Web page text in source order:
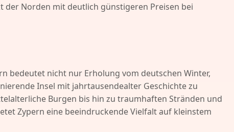
Norden mit deutlich günstigeren Preisen bei
bedeutet nicht nur Erholung vom deutschen Winter,
Insel mit jahrtausendealter Geschichte zu
Burgen bis hin zu traumhaften Stränden und
Zypern eine beeindruckende Vielfalt auf kleinstem